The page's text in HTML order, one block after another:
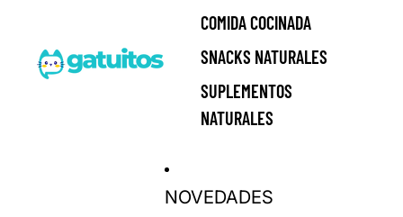
COMIDA COCINADA
SNACKS NATURALES
SUPLEMENTOS
NATURALES
NOVEDADES